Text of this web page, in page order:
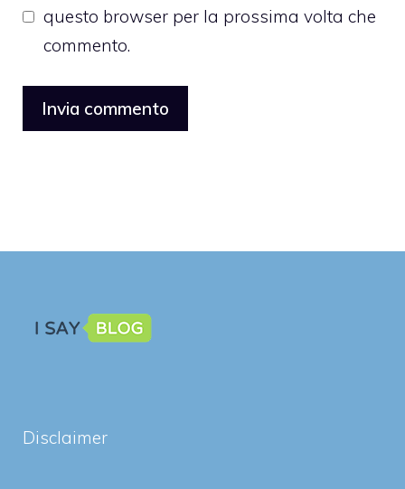
questo browser per la prossima volta che
commento.
Disclaimer